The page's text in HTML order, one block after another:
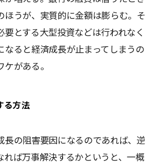
ほうが、実質的に金額は膨らむ。そ
要とする大型投資などは行われなく
なると経済成長が止まってしまうの
がある。
る方法
長の阻害要因になるのであれば、逆
れば万事解決するかというと、一概